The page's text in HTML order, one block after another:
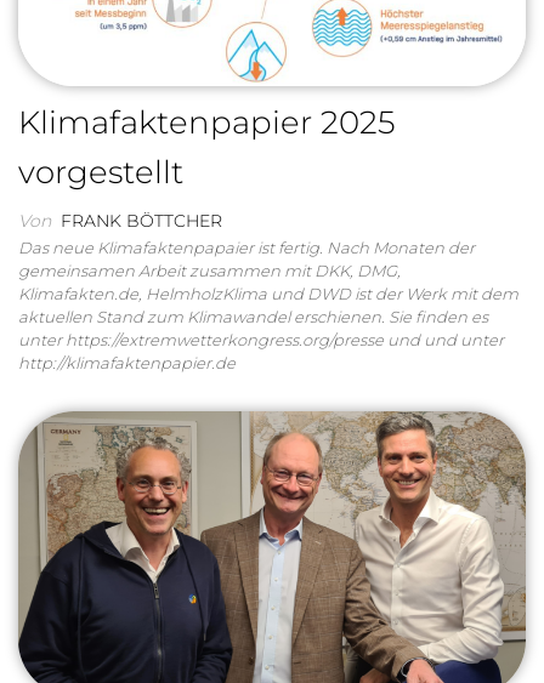
Klimafaktenpapier 2025
vorgestellt
Von FRANK BÖTTCHER
Das neue Klimafaktenpapaier ist fertig. Nach Monaten der
gemeinsamen Arbeit zusammen mit DKK, DMG,
Klimafakten.de, HelmholzKlima und DWD ist der Werk mit dem
aktuellen Stand zum Klimawandel erschienen. Sie finden es
unter https://extremwetterkongress.org/presse und und unter
http://klimafaktenpapier.de